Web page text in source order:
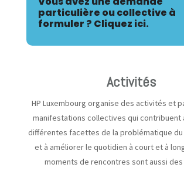
particulière ou collective à
formuler ? Cliquez ici.
Activités
HP Luxembourg organise des activités et
manifestations collectives qui contribuent
différentes facettes de la problématique
et à améliorer le quotidien à court et à
moments de rencontres sont aussi